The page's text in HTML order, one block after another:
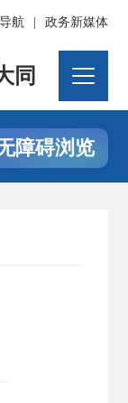
航 政务新媒体
同
障碍浏览